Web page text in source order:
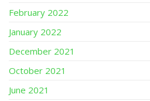
February 2022
January 2022
December 2021
October 2021
June 2021